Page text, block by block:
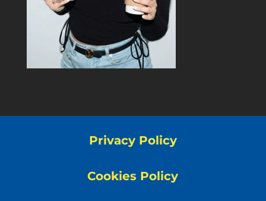
Privacy Policy
Cookies Policy